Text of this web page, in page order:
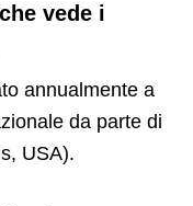
vede i
annualmente a
da parte di
USA).